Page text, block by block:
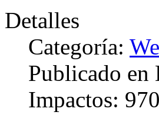
Detalles
Categoría:
Publicado
Impactos: